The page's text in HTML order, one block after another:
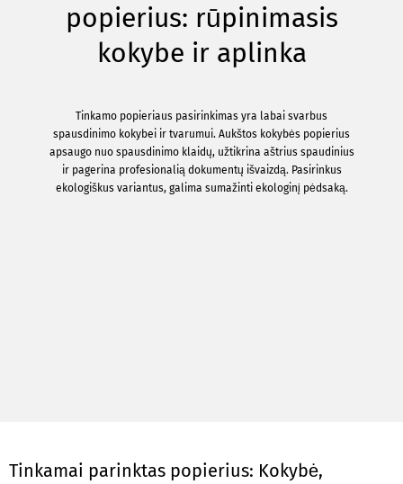
popierius: rūpinimasis
kokybe ir aplinka
Tinkamo popieriaus pasirinkimas yra labai svarbus
spausdinimo kokybei ir tvarumui. Aukštos kokybės popierius
apsaugo nuo spausdinimo klaidų, užtikrina aštrius spaudinius
ir pagerina profesionalią dokumentų išvaizdą. Pasirinkus
ekologiškus variantus, galima sumažinti ekologinį pėdsaką.
Tinkamai parinktas popierius: Kokybė,